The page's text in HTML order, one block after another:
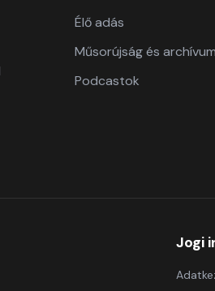
Élő adás
Műsorújság és archívum
Podcastok
Jogi